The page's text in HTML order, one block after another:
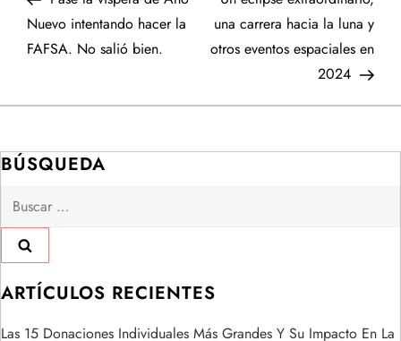
a
v
e
g
c
i
ó
Nuevo intentando hacer la
FAFSA. No salió bien.
una carrera hacia la luna y
otros eventos espaciales en
2024
BÚSQUEDA
Buscar:
ARTÍCULOS RECIENTES
Las 15 Donaciones Individuales Más Grandes Y Su Impacto En La